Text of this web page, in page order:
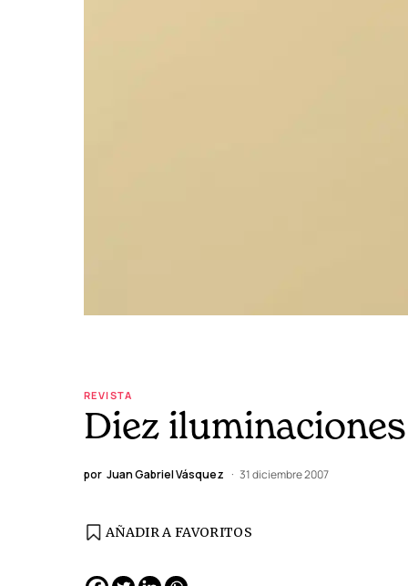
REVISTA
Diez iluminaciones
por Juan Gabriel Vásquez 31 diciembre 2007
AÑADIR A FAVORITOS